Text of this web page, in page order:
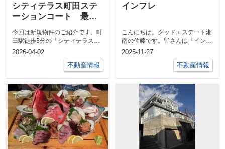
シティテラス町田ステ
ーションコート 最上
階
今回は新規物件のご紹介です。町
田駅徒歩3分の「シティテラス町
田ステーションコート」の物件を
2026-04-02
不動産情報
インフレ
こんにちは。グッドエステート湘
南の佐藤です。皆さんは「インフ
レ」感じていますか？おそらくほ
2025-11-27
不動産情報